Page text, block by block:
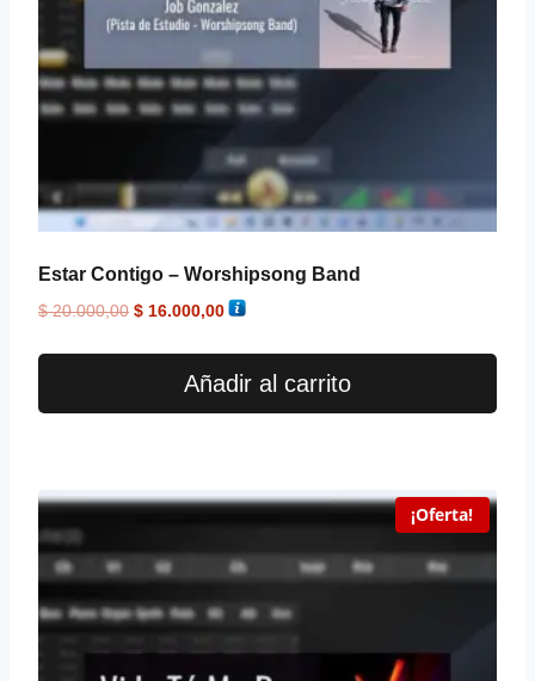
Estar Contigo – Worshipsong Band
$20.000,00 $ 16.000,00
Añadir al carrito
¡Oferta!